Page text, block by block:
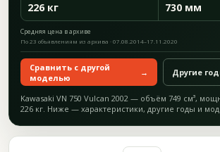
226 кг 730 мм
Средняя цена в архиве
По 23 объявлениям из архива · 07.08.2014–17.11.2020
Сравнить с другой
моделью
→ Другие
Kawasaki VN 750 Vulcan 2002 — объём 749 см³,
226 кг. Ниже — характеристики, другие годы и